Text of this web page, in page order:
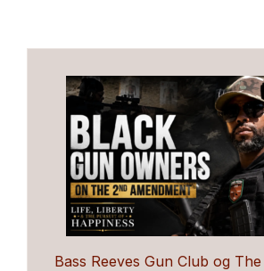
Bass Reeves Gun Club og